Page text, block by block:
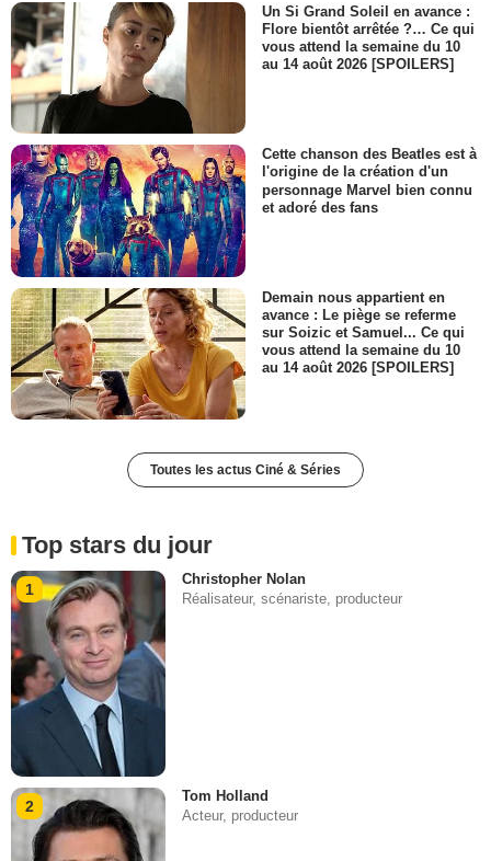
Un Si Grand Soleil en avance :
Flore bientôt arrêtée ?… Ce qui
vous attend la semaine du 10
au 14 août 2026 [SPOILERS]
Cette chanson des Beatles est à
l'origine de la création d'un
personnage Marvel bien connu
et adoré des fans
Demain nous appartient en
avance : Le piège se referme
sur Soizic et Samuel... Ce qui
vous attend la semaine du 10
au 14 août 2026 [SPOILERS]
Toutes les actus Ciné & Séries
Top stars du jour
1
Christopher Nolan
Réalisateur, scénariste, producteur
2
Tom Holland
Acteur, producteur